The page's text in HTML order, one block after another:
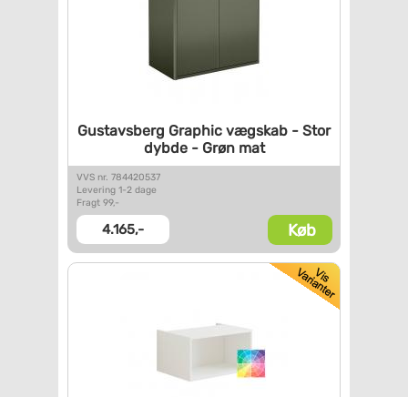
Gustavsberg Graphic vægskab - Stor
dybde - Grøn mat
VVS nr. 784420537
Levering 1-2 dage
Fragt 99,-
4.165,- Køb